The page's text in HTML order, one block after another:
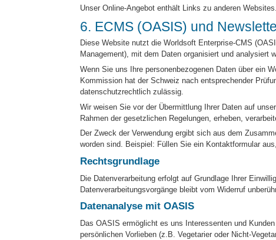
Unser Online-Angebot enthält Links zu anderen
6. ECMS (OASIS) und
Diese Website nutzt die Worldsoft Enterprise-CMS
Management), mit dem Daten organisiert und analysiert
Wenn Sie uns Ihre personenbezogenen Daten über ein
Kommission hat der Schweiz nach entsprechender
datenschutzrechtlich zulässig.
Wir weisen Sie vor der Übermittlung Ihrer Daten auf
Rahmen der gesetzlichen Regelungen, erheben,
Der Zweck der Verwendung ergibt sich aus dem
worden sind. Beispiel: Füllen Sie ein Kontaktformular
Rechtsgrundlage
Die Datenverarbeitung erfolgt auf Grundlage Ihrer
Datenverarbeitungsvorgänge bleibt vom Widerruf
Datenanalyse mit OASIS
Das OASIS ermöglicht es uns Interessenten und
persönlichen Vorlieben (z.B. Vegetarier oder Nicht-